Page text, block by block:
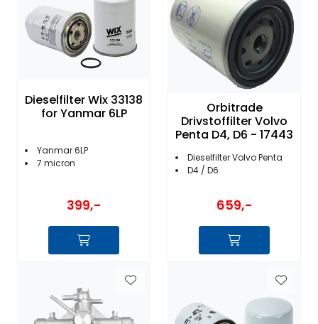
Dieselfilter Wix 33138
for Yanmar 6LP
Yanmar 6LP
7 micron
399,-
Orbitrade
Drivstoffilter Volvo
Penta D4, D6 - 17443
Dieselfilter Volvo Penta
D4 / D6
659,-